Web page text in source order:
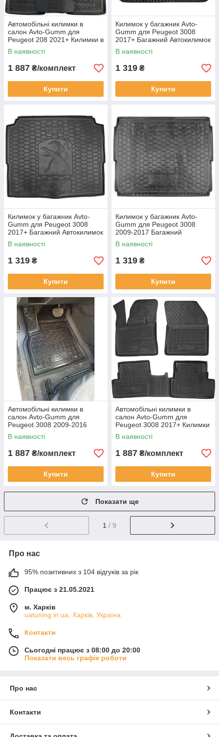
Автомобільні килимки в
салон Avto-Gumm для
Peugeot 208 2021+ Килимки в
салон Автогум Пежо 208
В наявності
1 887 ₴/комплект
Купити
Килимок у багажник Avto-
Gumm для Peugeot 3008
2017+ Багажний Автокилимок
Автогум на Пежо 3008
верхня полиця п/у
В наявності
1 319 ₴
Купити
Килимок у багажник Avto-
Gumm для Peugeot 3008
2017+ Багажний Автокилимок
Автогум на Пежо 3008 нижня
полиця п/у
В наявності
1 319 ₴
Купити
Килимок у багажник Avto-
Gumm для Peugeot 3008
2009-2017 Багажний
Автокилимок Автогум на
Пежо 3008
В наявності
1 319 ₴
Купити
Автомобільні килимки в
салон Avto-Gumm для
Peugeot 3008 2009-2016
Килимки в салон Автогум
Пежо 3008
В наявності
1 887 ₴/комплект
Купити
Автомобільні килимки в
салон Avto-Gumm для
Peugeot 3008 2017+ Килимки
в салон Автогум Пежо 3008
В наявності
1 887 ₴/комплект
Купити
Показати ще
1 / 9
Про нас
95% позитивних з 104 відгуків за рік
Працює з 21.05.2021
м. Харків
uatuning.in.ua, Харків, Україна
Контакти
Сьогодні працює з 08:00 до 20:00
Показати весь графік роботи
Про нас
Контакти